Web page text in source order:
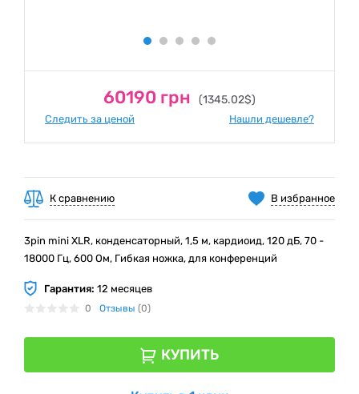
60190 грн (1345.02$)
Следить за ценой Нашли дешевле?
В избранное
К сравнению
3pin mini XLR, конденсаторный, 1,5 м, кардиоид, 120 дБ, 70 -
18000 Гц, 600 Ом, Гибкая ножка, для конференций
Гарантия: 12 месяцев
0 Отзывы (0)
КУПИТЬ